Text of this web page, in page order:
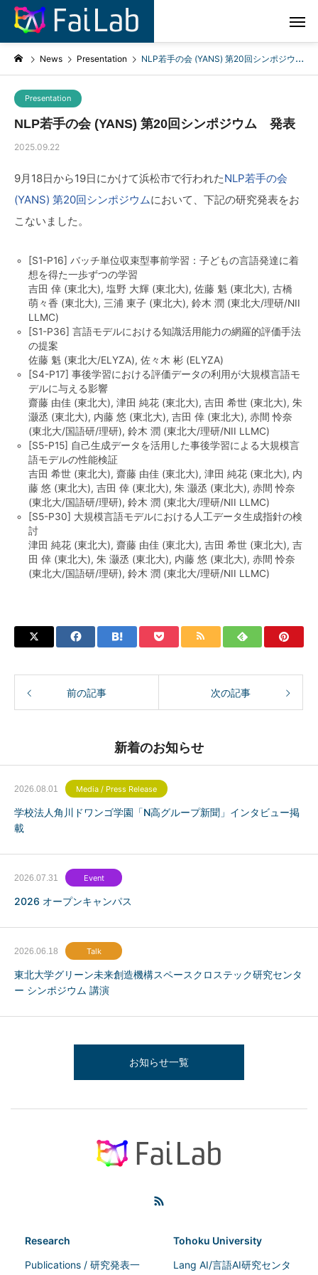
News Presentation NLP若手の会 (YANS) 第20回シンポジウム 発表
Presentation
NLP若手の会 (YANS) 第20回シンポジウム 発表
2025.09.22
9月18日から19日にかけて浜松市で行われたNLP若手の会
(YANS) 第20回シンポジウムにおいて、下記の研究発表をお
こないました。
[S1-P16] バッチ単位収束型事前学習：子どもの言語発達に着
想を得た一歩ずつの学習
吉田 倖 (東北大), 塩野 大輝 (東北大), 佐藤 魁 (東北大), 古橋
萌々香 (東北大), 三浦 東子 (東北大), 鈴木 潤 (東北大/理研/NII
LLMC)
[S1-P36] 言語モデルにおける知識活用能力の網羅的評価手法
の提案
佐藤 魁 (東北大/ELYZA), 佐々木 彬 (ELYZA)
[S4-P17] 事後学習における評価データの利用が大規模言語モ
デルに与える影響
齋藤 由佳 (東北大), 津田 純花 (東北大), 吉田 希世 (東北大), 朱
灏丞 (東北大), 内藤 悠 (東北大), 吉田 倖 (東北大), 赤間 怜奈
(東北大/国語研/理研), 鈴木 潤 (東北大/理研/NII LLMC)
[S5-P15] 自己生成データを活用した事後学習による大規模言
語モデルの性能検証
吉田 希世 (東北大), 齋藤 由佳 (東北大), 津田 純花 (東北大), 内
藤 悠 (東北大), 吉田 倖 (東北大), 朱 灏丞 (東北大), 赤間 怜奈
(東北大/国語研/理研), 鈴木 潤 (東北大/理研/NII LLMC)
[S5-P30] 大規模言語モデルにおける人工データ生成指針の検
討
津田 純花 (東北大), 齋藤 由佳 (東北大), 吉田 希世 (東北大), 吉
田 倖 (東北大), 朱 灏丞 (東北大), 内藤 悠 (東北大), 赤間 怜奈
(東北大/国語研/理研), 鈴木 潤 (東北大/理研/NII LLMC)
前の記事 次の記事
新着のお知らせ
2026.08.01 Media / Press Release
学校法人角川ドワンゴ学園「N高グループ新聞」インタビュー掲
載
2026.07.31 Event
2026 オープンキャンパス
2026.06.18 Talk
東北大学グリーン未来創造機構スペースクロステック研究センタ
ー シンポジウム 講演
お知らせ一覧
Research
Publications / 研究発表一
Tohoku University
Lang AI/言語AI研究センタ